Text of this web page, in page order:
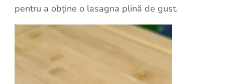
pentru a obține o lasagna plină de gust.